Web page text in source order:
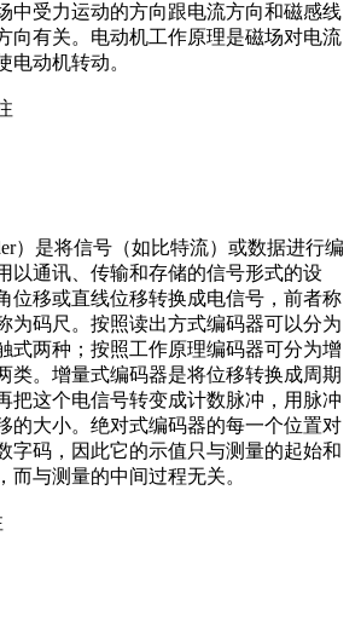
中受力运动的方向跟电流方向和磁感线
向有关。电动机工作原理是磁场对电流
电动机转动。
）是将信号（如比特流）或数据进行编
以通讯、传输和存储的信号形式的设
位移或直线位移转换成电信号，前者称
为码尺。按照读出方式编码器可以分为
式两种；按照工作原理编码器可分为增
类。增量式编码器是将位移转换成周期
把这个电信号转变成计数脉冲，用脉冲
的大小。绝对式编码器的每一个位置对
字码，因此它的示值只与测量的起始和
而与测量的中间过程无关。